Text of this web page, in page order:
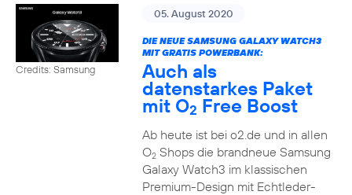
Credits: Samsung
05. August 2020
DIE NEUE SAMSUNG GALAXY WATCH3
MIT GRATIS POWERBANK:
Auch als
datenstarkes Paket
mit O2 Free Boost
Ab heute ist bei o2.de und in allen
O2Shops die brandneue Samsung
Galaxy Watch3 im klassischen
Premium-Design mit Echtleder-